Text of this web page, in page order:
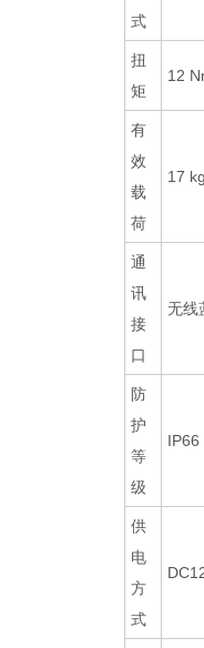
式
扭
矩
12
有
效
载
荷
17
通
讯
接
口
无线
防
护
等
级
IP66
供
电
方
式